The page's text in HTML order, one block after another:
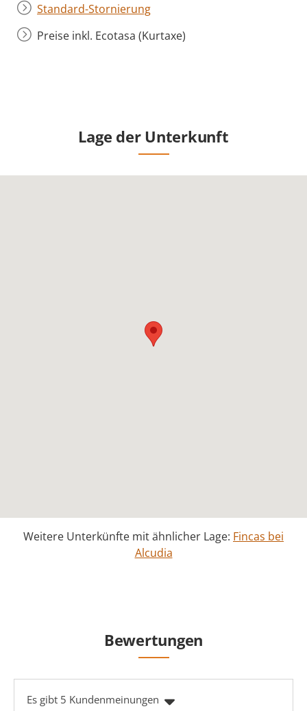
Standard-Stornierung
Preise inkl. Ecotasa (Kurtaxe)
Lage der Unterkunft
Weitere Unterkünfte mit ähnlicher Lage: Fincas bei
Alcudia
Bewertungen
Es gibt 5 Kundenmeinungen